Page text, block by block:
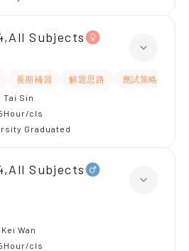
Subjects
長期補習 解題思路 應試策略
Tai Sin
cls
Graduated
Subjects
Wan
cls